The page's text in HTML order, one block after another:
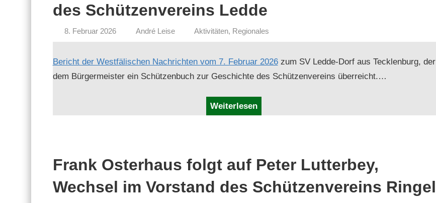
des Schützenvereins Ledde
8. Februar 2026 André Leise Aktivitäten, Regionales
Bericht der West­fälis­chen Nachricht­en vom 7. Feb­ru­ar 2026zum SV Led­de-Dorf aus Teck­len­burg, der
dem Bürg­er­meis­ter ein Schützen­buch zur Geschichte des Schützen­vere­ins überreicht.…
Weiterlesen
Frank Osterhaus folgt auf Peter Lutterbey,
Wechsel im Vorstand des Schützenvereins Ringel